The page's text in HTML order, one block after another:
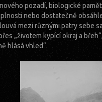
pozadí, biologické
nebo dostatečně
mezi různými patry sebe
„životem kypící okraj a
hlásá vhled“.